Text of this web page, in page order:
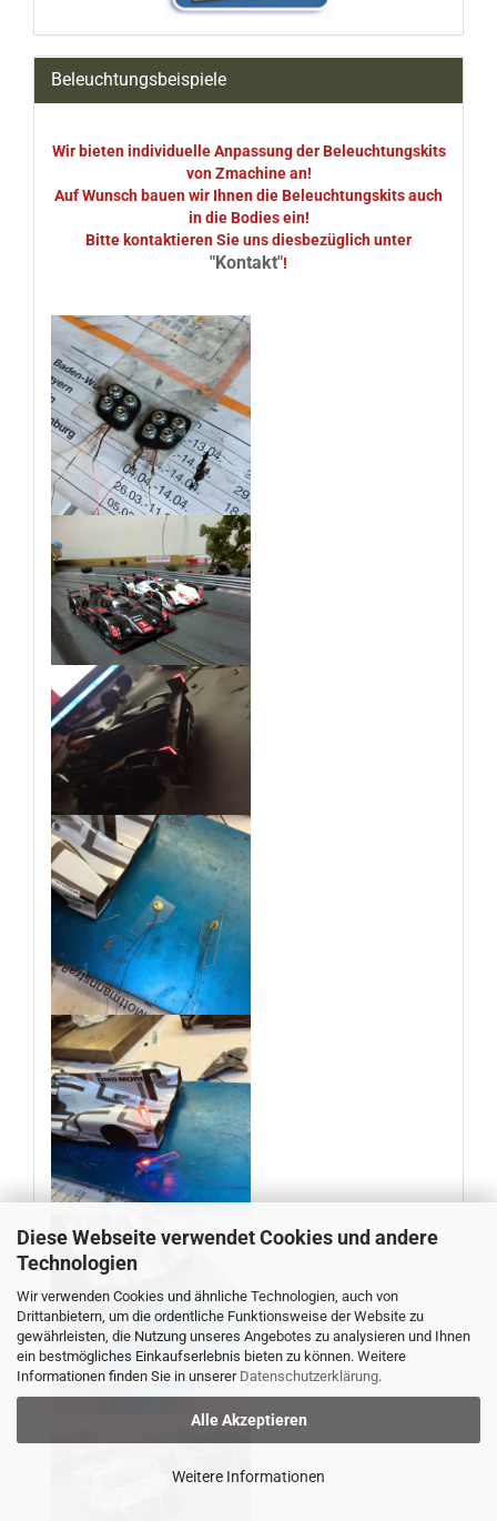
Diese Webseite verwendet Cookies und andere
Technologien
Wir verwenden Cookies und ähnliche Technologien, auch von
Drittanbietern, um die ordentliche Funktionsweise der Website zu
gewährleisten, die Nutzung unseres Angebotes zu analysieren und Ihnen
ein bestmögliches Einkaufserlebnis bieten zu können. Weitere
Informationen finden Sie in unserer Datenschutzerklärung.
Alle Akzeptieren
Weitere Informationen
Beleuchtungsbeispiele
Wir bieten individuelle Anpassung der Beleuchtungskits
von Zmachine an!
Auf Wunsch bauen wir Ihnen die Beleuchtungskits auch
in die Bodies ein!
Bitte kontaktieren Sie uns diesbezüglich unter
"Kontakt"!